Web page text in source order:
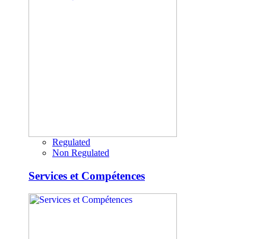
Regulated
Non Regulated
Services et Compétences